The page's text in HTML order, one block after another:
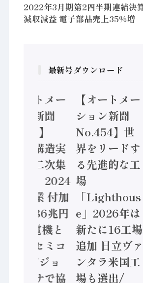
2022年3月期第2四半期連結決
減収減益 電子部品売上35％増
最新号ダウンロード
【オートメー
ション新聞
No.455】
「経済構造実
態調査二次集
計結果」2024
年製造業 付加
価値額86兆円
/ 三菱電機と
ソニーセミコ
ン AIビジョ
ンセンサで協
【オートメー
ション新聞
No.454】世
界をリードす
る先進的な工
場
「Lighthous
e」2026年は
新たに16工場
追加 日立ヴァ
ンタラ米国工
場も選出/